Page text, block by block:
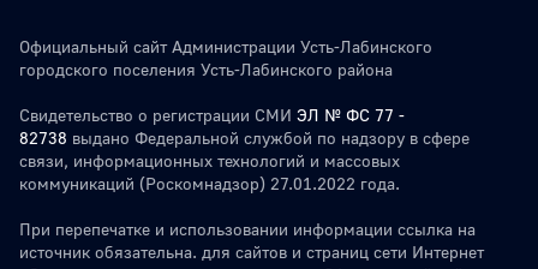
Официальный сайт Администрации Усть-Лабинского
городского поселения Усть-Лабинского района
Свидетельство о регистрации СМИ ЭЛ № ФС 77 -
82738 выдано Федеральной службой по надзору в сфере
связи, информационных технологий и массовых
коммуникаций (Роскомнадзор) 27.01.2022 года.
При перепечатке и использовании информации ссылка на
источник обязательна. для сайтов и страниц сети Интернет